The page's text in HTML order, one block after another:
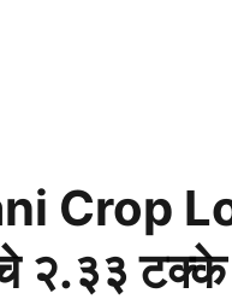
Crop
२.३३ टक्के